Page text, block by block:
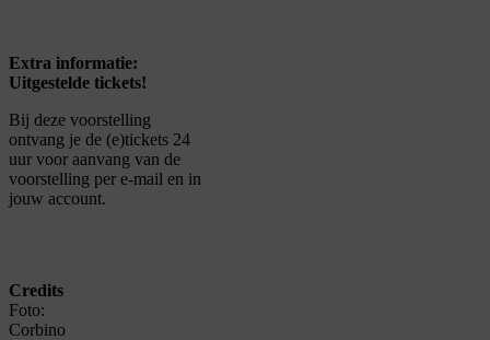
Extra informatie:
Uitgestelde tickets!
Bij deze voorstelling
ontvang je de (e)tickets 24
uur voor aanvang van de
voorstelling per e-mail en in
jouw account.
Credits
Foto:
Corbino